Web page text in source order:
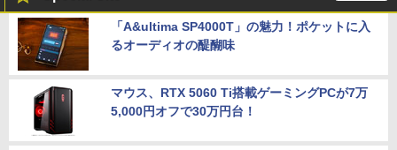
「A&ultima SP4000T」の魅力！ポケットに入
るオーディオの醍醐味
マウス、RTX 5060 Ti搭載ゲーミングPCが7万
5,000円オフで30万円台！